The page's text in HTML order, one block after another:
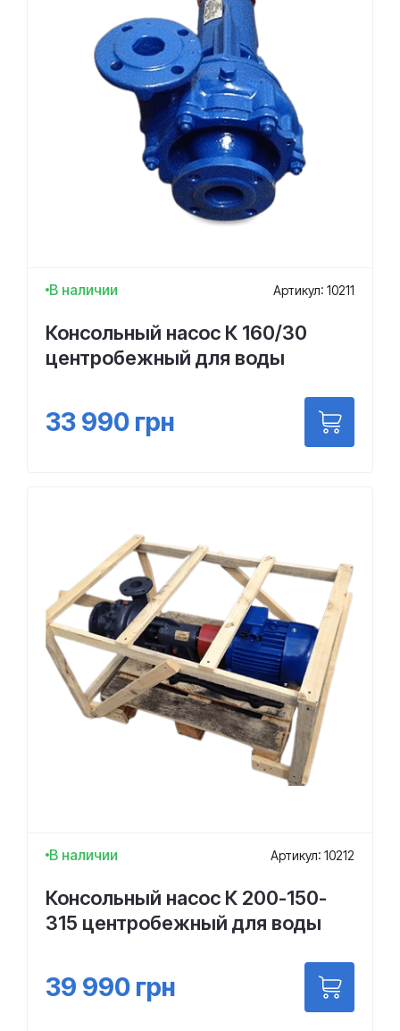
В наличии Артикул: 10211
Консольный насос К 160/30
центробежный для воды
33 990 грн
В наличии Артикул: 10212
Консольный насос К 200-150-
315 центробежный для воды
39 990 грн